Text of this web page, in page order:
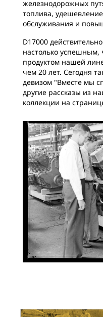
железнодорожных
топлива,
обслуживания и
D17000
настолько успешным,
продуктом нашей
чем 20 лет. Сегодня
девизом "Вместе мы
другие рассказы из
коллекции на